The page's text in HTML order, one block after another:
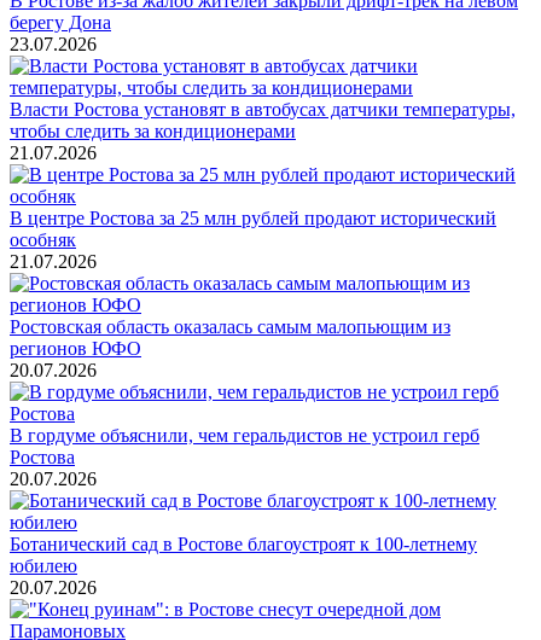
берегу Дона
23.07.2026
Власти Ростова установят в автобусах датчики температуры,
чтобы следить за кондиционерами
21.07.2026
В центре Ростова за 25 млн рублей продают исторический
особняк
21.07.2026
Ростовская область оказалась самым малопьющим из
регионов ЮФО
20.07.2026
В гордуме объяснили, чем геральдистов не устроил герб
Ростова
20.07.2026
Ботанический сад в Ростове благоустроят к 100-летнему
юбилею
20.07.2026